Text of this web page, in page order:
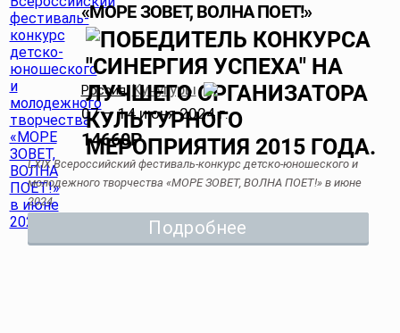
«МОРЕ ЗОВЕТ, ВОЛНА ПОЕТ!»
Россия,Кучугуры
07 — 14 июня 2024 г.
14660Р
LXIX Всероссийский фестиваль-конкурс детско-юношеского и
молодежного творчества «МОРЕ ЗОВЕТ, ВОЛНА ПОЕТ!» в июне
2024
Подробнее